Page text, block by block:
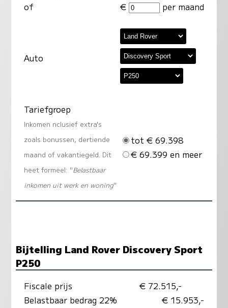
of
€ per maand
Auto
Tariefgroep
Inkomen nclusief extra's
zoals bonussen, dertiende
maand of vakantiegeld. Dit
heet formeel: "Belastbaar
inkomen uit werk en woning"
tot € 69.398
€ 69.399 en meer
Bijtelling Land Rover Discovery Sport
P250
Fiscale prijs
€ 72.515,-
Belastbaar bedrag 22%
€ 15.953,-